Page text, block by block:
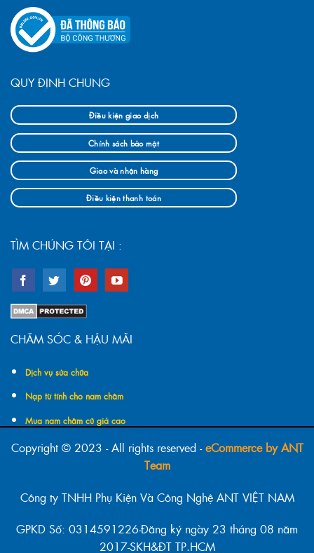
QUY ĐỊNH CHUNG
Điều kiện giao dịch
Chính sách bảo mật
Giao và nhận hàng
Điều kiện thanh toán
TÌM CHÚNG TÔI TẠI :
CHĂM SÓC & HẬU MÃI
Dịch vụ sửa chữa
Nạp từ tính cho nam châm
Mua nam châm cũ giá cao
Copyright © 2023 - All rights reserved -eCommerce by ANT
Team
Công ty TNHH Phụ Kiện Và Công Nghệ ANT VIỆT NAM
GPKD Số: 0314591226-Đăng ký ngày 23 tháng 08 năm
2017-SKH&ĐT TP.HCM